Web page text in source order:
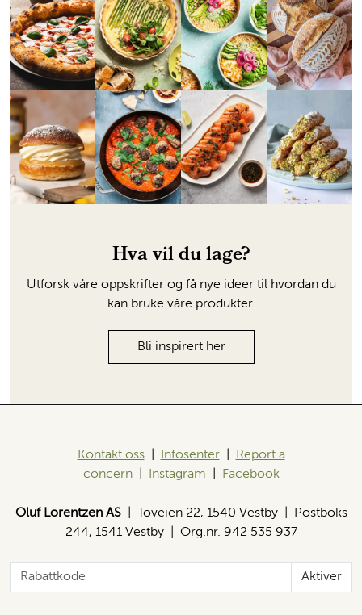
Hva vil du lage?
Utforsk våre oppskrifter og få nye ideer til hvordan du
kan bruke våre produkter.
Bli inspirert her
Kontakt oss| Infosenter| Report a
concern| Instagram Facebook
Oluf Lorentzen AS| Toveien 22, 1540 Vestby | Postboks
244, 1541 Vestby | Org.nr. 942 535 937
Aktiver